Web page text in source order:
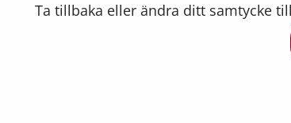
Ta tillbaka eller ändra ditt samtycke